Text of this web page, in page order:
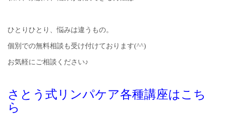
ひとりひとり、悩みは違うもの。
個別での無料相談も受け付けております(^^)
お気軽にご相談ください♪
さとう式リンパケア各種講座はこち
ら